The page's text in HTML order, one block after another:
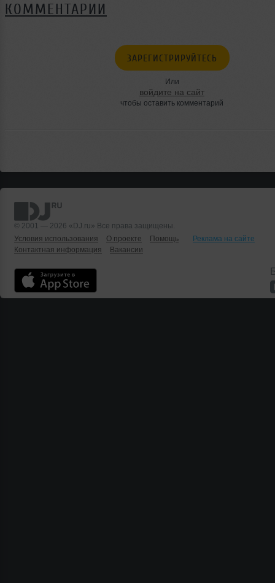
КОММЕНТАРИИ
ЗАРЕГИСТРИРУЙТЕСЬ
Или
войдите на сайт
чтобы оставить комментарий
© 2001 — 2026 «DJ.ru» Все права защищены.
Условия использования
О проекте Помощь
Реклама на сайте
Контактная информация
Вакансии